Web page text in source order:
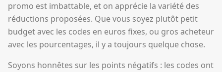
promo est imbattable, et on apprécie la variété des
réductions proposées. Que vous soyez plutôt petit
budget avec les codes en euros fixes, ou gros acheteur
avec les pourcentages, il y a toujours quelque chose.
Soyons honnêtes sur les points négatifs : les codes ont